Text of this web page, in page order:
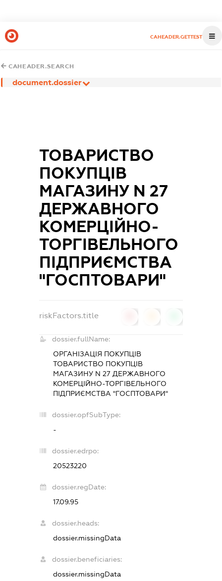
CAHEADER.GETTEST
CAHEADER.SEARCH
document.dossier
ТОВАРИСТВО
ПОКУПЦІВ
МАГАЗИНУ N 27
ДЕРЖАВНОГО
КОМЕРЦІЙНО-
ТОРГІВЕЛЬНОГО
ПІДПРИЄМСТВА
"ГОСПТОВАРИ"
riskFactors.title
dossier.fullName:
ОРГАНІЗАЦІЯ ПОКУПЦІВ
ТОВАРИСТВО ПОКУПЦІВ
МАГАЗИНУ N 27 ДЕРЖАВНОГО
КОМЕРЦІЙНО-ТОРГІВЕЛЬНОГО
ПІДПРИЄМСТВА "ГОСПТОВАРИ"
dossier.opfSubType:
-
dossier.edrpo:
20523220
dossier.regDate:
17.09.95
dossier.heads:
dossier.missingData
dossier.beneficiaries:
dossier.missingData